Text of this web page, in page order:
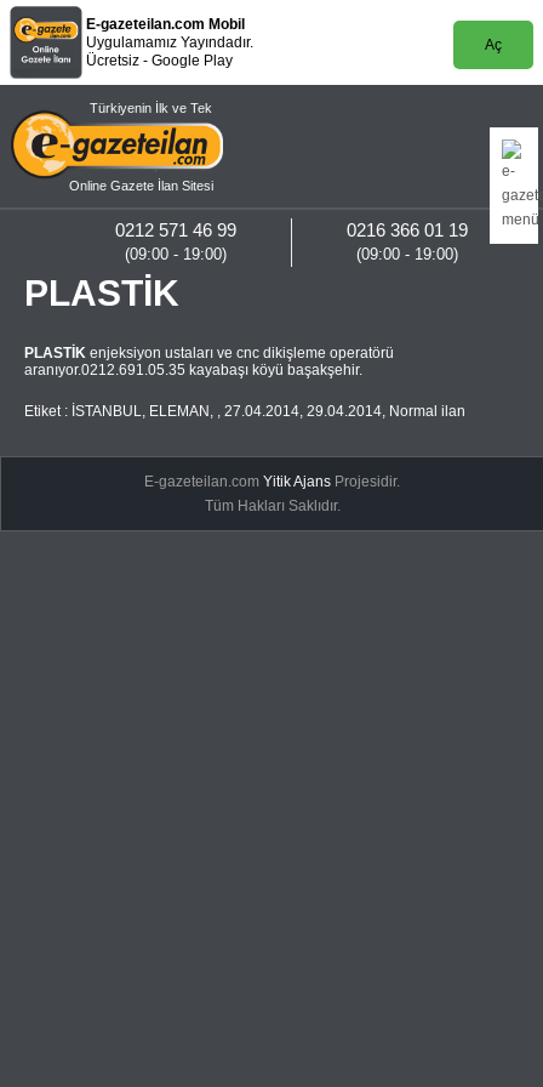
E-gazeteilan.com Mobil
Uygulamamız Yayındadır.
Ücretsiz - Google Play
Aç
Türkiyenin İlk ve Tek
Online Gazete İlan Sitesi
0216 366 01 19
(09:00 - 19:00)
0212 571 46 99
(09:00 - 19:00)
PLASTİK
PLASTİK enjeksiyon ustaları ve cnc dikişleme operatörü
aranıyor.0212.691.05.35 kayabaşı köyü başakşehir.
Etiket : İSTANBUL, ELEMAN , , 27.04.2014, 29.04.2014, Normal ilan
E-gazeteilan.comYitik Ajans Projesidir.
Tüm Hakları Saklıdır.